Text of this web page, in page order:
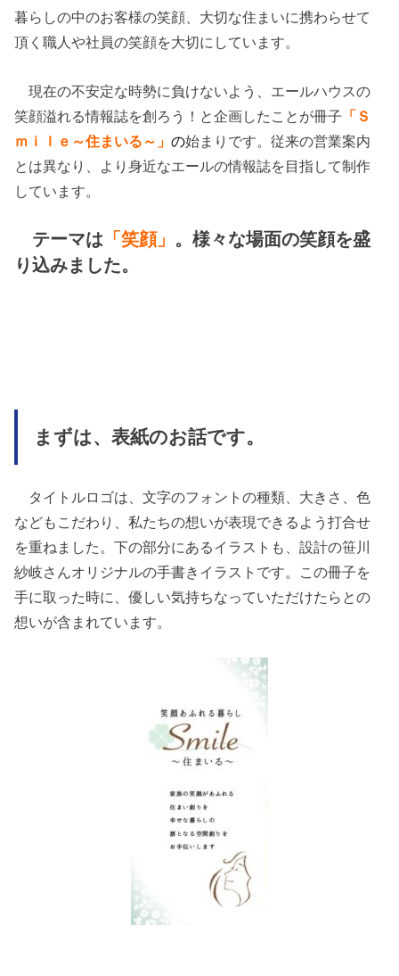
暮らしの中のお客様の笑顔、大切な住まいに携わらせて
頂く職人や社員の笑顔を大切にしています。
現在の不安定な時勢に負けないよう、エールハウスの
笑顔溢れる情報誌を創ろう！と企画したことが冊子 「Ｓ
ｍｉｌｅ～住まいる～」の始まりです。従来の営業案内
とは異なり、より身近なエールの情報誌を目指して制作
しています。
テーマは 「笑顔」 。様々な場面の笑顔を盛
り込みました。
まずは、表紙のお話です。
タイトルロゴは、文字のフォントの種類、大きさ、色
などもこだわり、私たちの想いが表現できるよう打合せ
を重ねました。下の部分にあるイラストも、設計の笹川
紗岐さんオリジナルの手書きイラストです。この冊子を
手に取った時に、優しい気持ちなっていただけたらとの
想いが含まれています。